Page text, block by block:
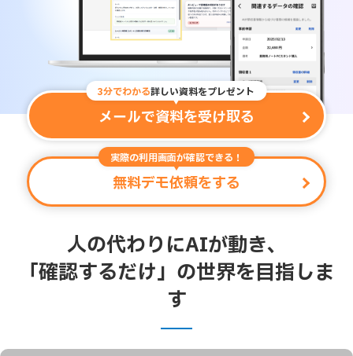
3分でわかる詳しい資料をプレゼント
メールで資料を受け取る
実際の利用画面が確認できる！
無料デモ依頼をする
人の代わりにAIが動き、
「確認するだけ」の世界を目指しま
す